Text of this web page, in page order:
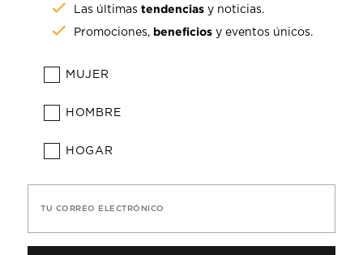
Las últimastendencias y noticias.
Promociones, beneficios y eventos únicos.
MUJER
HOMBRE
HOGAR
TU CORREO ELECTRÓNICO